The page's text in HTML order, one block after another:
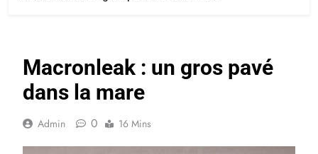
Macronleak : un gros pavé
dans la mare
Admin 0 16 Mins